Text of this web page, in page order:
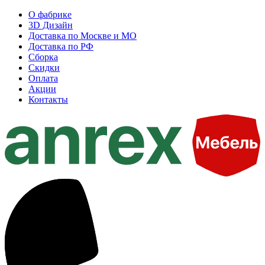
О фабрике
3D Дизайн
Доставка по Москве и МО
Доставка по РФ
Сборка
Скидки
Оплата
Акции
Контакты